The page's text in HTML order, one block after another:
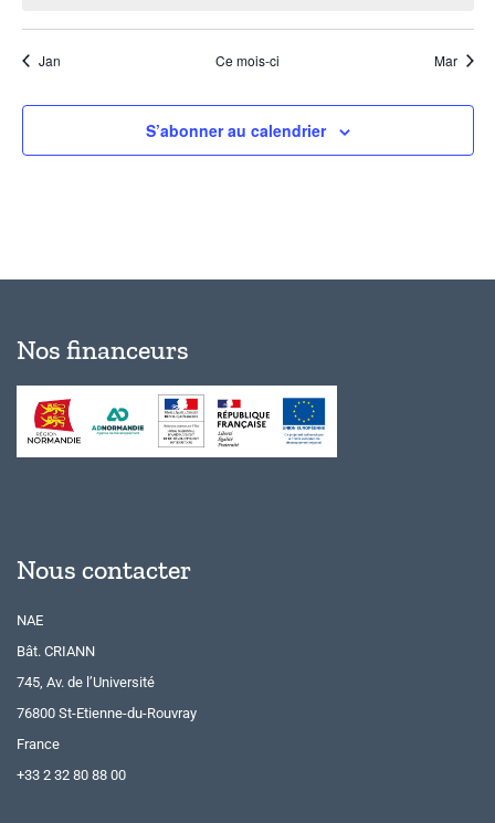
Jan Ce mois-ci Mar
S’abonner au calendrier
Nos financeurs
Nous contacter
NAE
Bât. CRIANN
745, Av. de l’Université
76800 St-Etienne-du-Rouvray
France
+33 2 32 80 88 00